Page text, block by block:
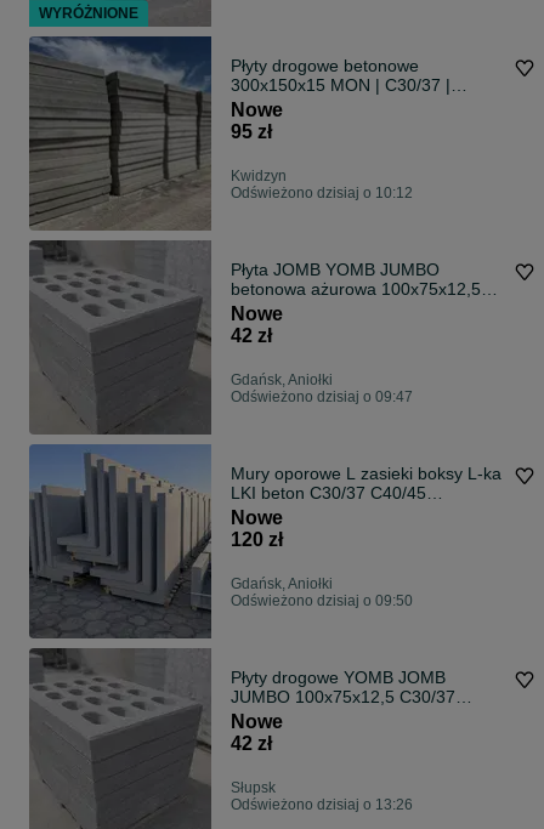
Płyty drogowe betonowe
300x150x15 MON | C30/37 |
ZBROJONE | TRANSPORT
Nowe
95 zł
Kwidzyn
Odświeżono dzisiaj o 10:12
Płyta JOMB YOMB JUMBO
betonowa ażurowa 100x75x12,5
TRANSPORT
Nowe
42 zł
Gdańsk, Aniołki
Odświeżono dzisiaj o 09:47
Mury oporowe L zasieki boksy L-ka
LKI beton C30/37 C40/45
TRANSPORT
Nowe
120 zł
Gdańsk, Aniołki
Odświeżono dzisiaj o 09:50
Płyty drogowe YOMB JOMB
JUMBO 100x75x12,5 C30/37
TRANSPORT
Nowe
42 zł
Słupsk
Odświeżono dzisiaj o 13:26
WYRÓŻNIONE